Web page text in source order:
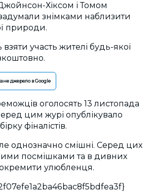
Хіксом і Томом
знімками наблизити
природи.
участь жителі будь-якої
джерело в Google
оголосять 13 листопада
цим журі опублікувало
фіналістів.
однозначно смішні. Серед цих
посмішками та в дивних
улюбленця.